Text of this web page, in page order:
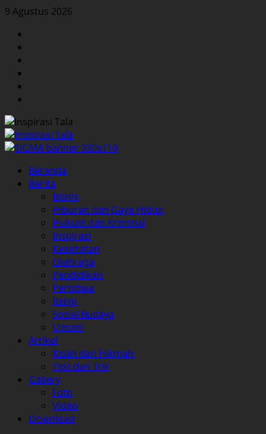
Skip
content
9 Agustus 2026
Primary
Menu
Beranda
Berita
Bisnis
Hiburan dan Gaya Hidup
Hukum dan Kriminal
Inspirasi
Kesehatan
Olahraga
Pendidikan
Peristiwa
Religi
Sosial Budaya
Umum
Artikel
Kisah dan Hikmah
Tips dan Trik
Gallery
Foto
Video
Download